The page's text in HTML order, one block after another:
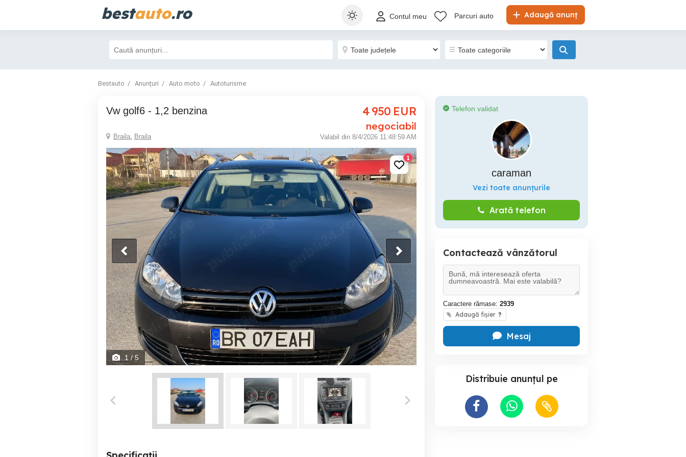
bestauto.ro Adaugă anunț
Contul meu Parcuri auto
Bestauto Anunțuri Auto moto Autoturisme
vw golf6 - 1,2 benzina 4 950 EUR
negociabil
Braila, Braila Valabil din 8/4/2026 11:48:59 AM
1
1/ 5
Telefon validat
caraman
Vezi toate anunțurile
Arată telefon
Contactează vânzătorul
Caractere rămase: 2939
Adaugă fișier ?
Mesaj
Distribuie anunțul pe